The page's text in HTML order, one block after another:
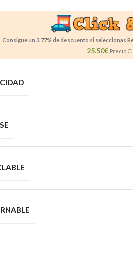
Consigue un 3.77% de descuento si seleccionas
25.50€ Precio